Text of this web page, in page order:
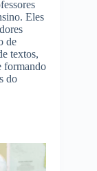
Eles
de
textos,
formando
do